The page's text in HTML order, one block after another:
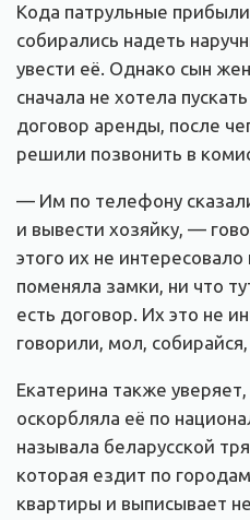
Кода патрульные
собирались надеть
увести её. Однако сын
сначала не хотела
договор аренды, после
решили позвонить в
— Им по телефону
и вывести хозяйку, —
этого их не интересовало
поменяла замки, ни что
есть договор. Их это не
говорили, мол,
Екатерина также
оскорбляла её по
называла беларусской
которая ездит по
квартиры и выписывает